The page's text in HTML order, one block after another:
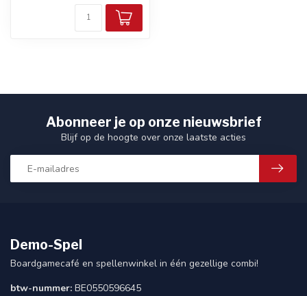
Abonneer je op onze nieuwsbrief
Blijf op de hoogte over onze laatste acties
Demo-Spel
Boardgamecafé en spellenwinkel in één gezellige combi!
btw-nummer: BE0550596645